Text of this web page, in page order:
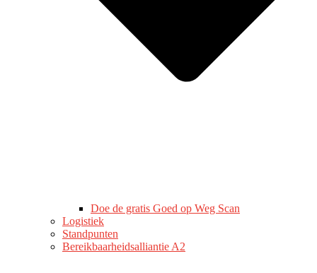
Doe de gratis Goed op Weg Scan
Logistiek
Standpunten
Bereikbaarheidsalliantie A2